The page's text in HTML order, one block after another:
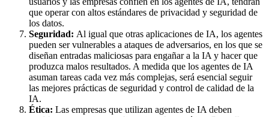
que operar con altos estándares de privacidad y seguridad de
los datos.
Seguridad: Al igual que otras aplicaciones de IA, los agentes
pueden ser vulnerables a ataques de adversarios, en los que se
diseñan entradas maliciosas para engañar a la IA y hacer que
produzca malos resultados. A medida que los agentes de IA
asuman tareas cada vez más complejas, será esencial seguir
las mejores prácticas de seguridad y control de calidad de la
IA.
Ética: Las empresas que utilizan agentes de IA deben